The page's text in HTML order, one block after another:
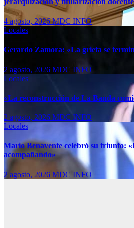
4 agosto, 2026MDC INFO
Locales
Gerardo Zamora: «La grieta se
2 agosto, 2026 MDC INFO
Locales
«La reconstrucción de La Banda
2 agosto, 2026 MDC INFO
Locales
Mario Benavente celebró su triunfo:
acompañando»
2 agosto, 2026 MDC INFO